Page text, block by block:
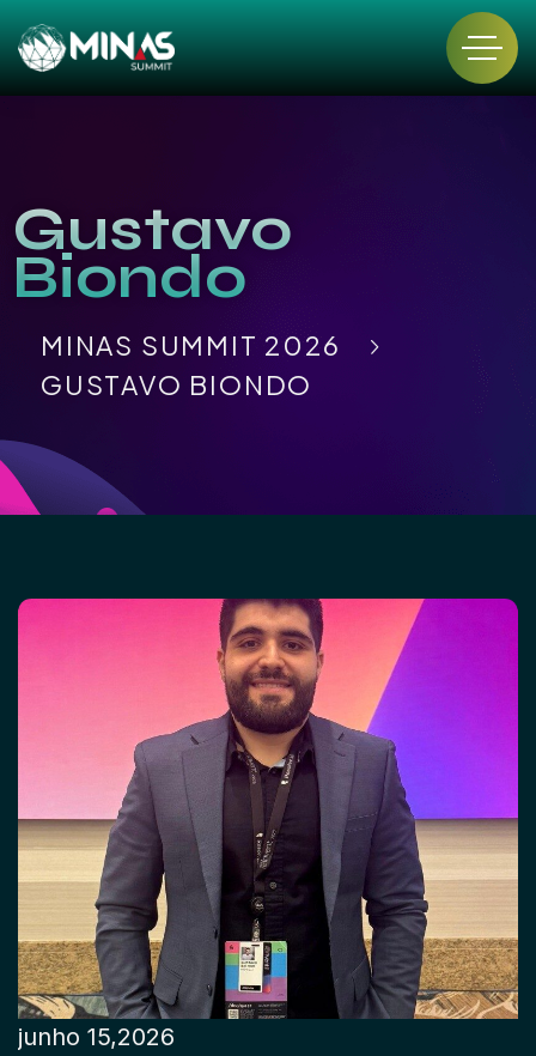
Gustavo
Biondo
MINAS SUMMIT 2026
GUSTAVO BIONDO
junho 15,2026